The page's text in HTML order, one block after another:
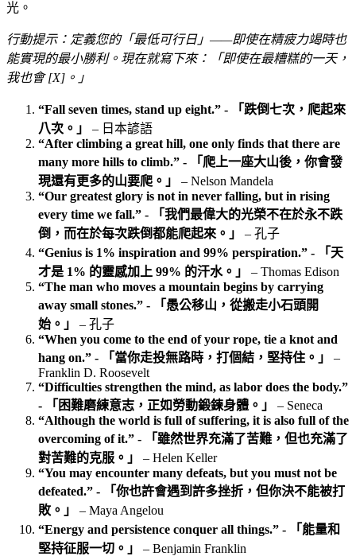
光。
行動提示：定義您的「最低可行日」——即使在精疲力竭時也
能實現的最小勝利。現在就寫下來：「即使在最糟糕的一天，
我也會 [X]。」
“Fall seven times, stand up eight.” - 「跌倒七次，爬起來
八次。」
– 日本諺語
“After climbing a great hill, one only finds that there are
many more hills to climb.” - 「爬上一座大山後，你會發
現還有更多的山要爬。」
– Nelson Mandela
“Our greatest glory is not in never falling, but in rising
every time we fall.” - 「我們最偉大的光榮不在於永不跌
倒，而在於每次跌倒都能爬起來。」
– 孔子
“Genius is 1% inspiration and 99% perspiration.” - 「天
才是 1% 的靈感加上 99% 的汗水。」
– Thomas Edison
“The man who moves a mountain begins by carrying
away small stones.” - 「愚公移山，從搬走小石頭開
始。」
– 孔子
“When you come to the end of your rope, tie a knot and
hang on.” - 「當你走投無路時，打個結，堅持住。」
–
Franklin D. Roosevelt
“Difficulties strengthen the mind, as labor does the body.”
- 「困難磨練意志，正如勞動鍛鍊身體。」
– Seneca
“Although the world is full of suffering, it is also full of the
overcoming of it.” - 「雖然世界充滿了苦難，但也充滿了
對苦難的克服。」
– Helen Keller
“You may encounter many defeats, but you must not be
defeated.” - 「你也許會遇到許多挫折，但你決不能被打
敗。」
– Maya Angelou
“Energy and persistence conquer all things.” - 「能量和
堅持征服一切。」
– Benjamin Franklin